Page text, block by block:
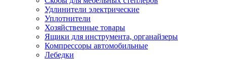
Удлинители электрические
Уплотнители
Хозяйственные товары
Ящики для инструмента, органайзеры
Компрессоры автомобильные
Лебедки